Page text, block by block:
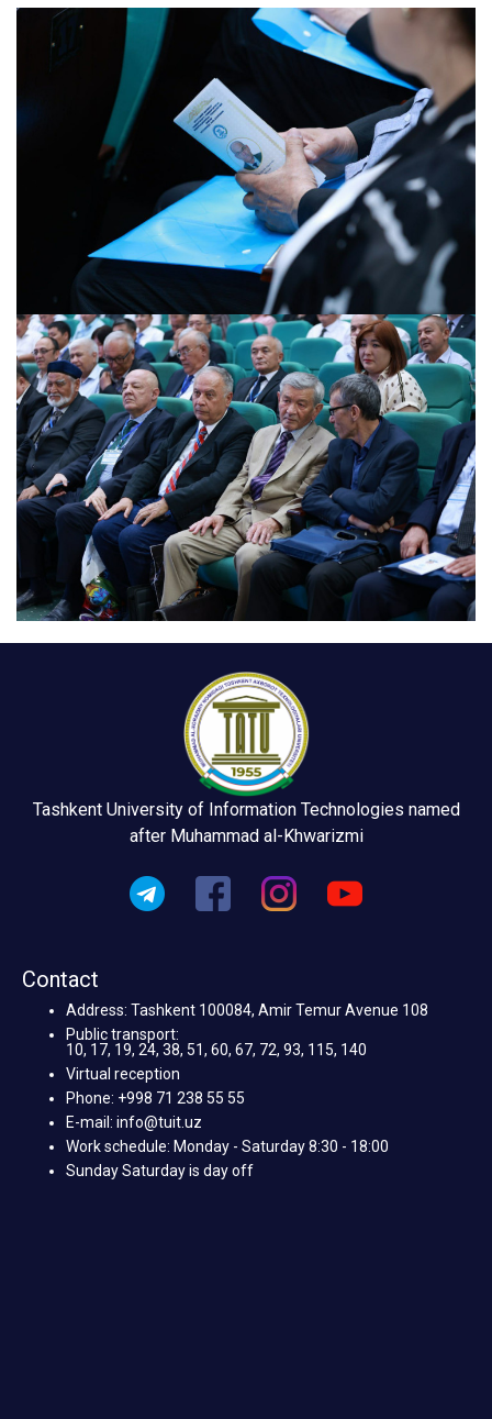
Tashkent University of Information Technologies named
after Muhammad al-Khwarizmi
Contact
Address: Tashkent 100084, Amir Temur Avenue 108
Public transport:
10, 17, 19, 24, 38, 51, 60, 67, 72, 93, 115, 140
Virtual reception
Phone: +998 71 238 55 55
E-mail: info@tuit.uz
Work schedule: Monday - Saturday 8:30 - 18:00
Sunday Saturday is day off